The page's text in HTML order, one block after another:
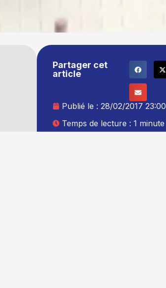
Partager cet
article
Publié le :28/02/2017 23:00
Temps de lecture : 1 minute